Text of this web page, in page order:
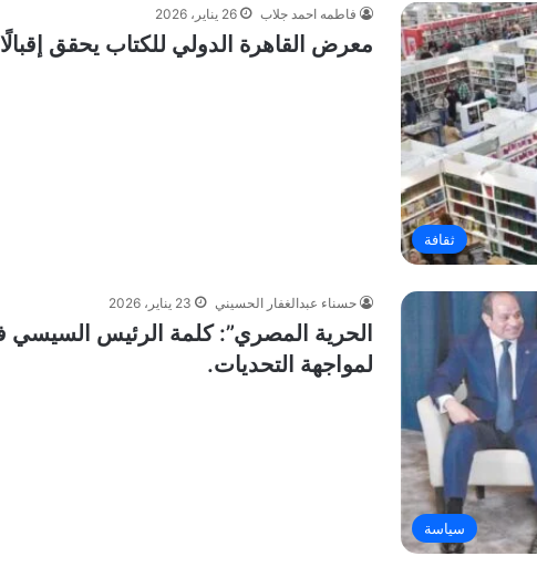
ثقافة
فاطمه احمد جلاب 26 يناير، 2026
معرض القاهرة الدولي للكتاب يحقق إقبالًا
سياسة
حسناء عبدالغفار الحسيني 23 يناير، 2026
الحرية المصري”: كلمة الرئيس السيسي
لمواجهة التحديات.